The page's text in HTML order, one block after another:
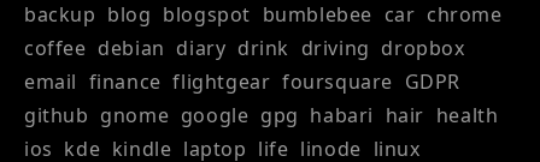
backup blog blogspot bumblebee car chrome
coffee debian diary drink driving dropbox
email finance flightgear foursquare GDPR
github gnome google gpg habari hair health
ios kde kindle laptop life linode linux